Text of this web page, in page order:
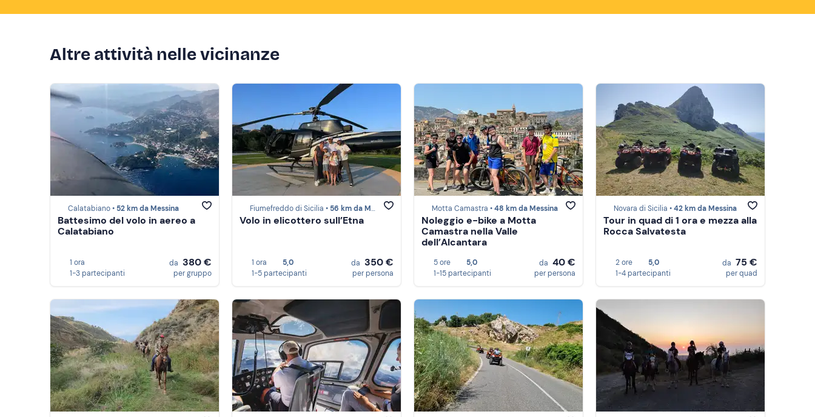
Altre attività nelle vicinanze
Calatabiano • 52 km da Messina
Battesimo del volo in aereo a
Calatabiano
1 ora
1-3 partecipanti
da 380 €
per gruppo
Fiumefreddo di Sicilia • 56 km da Messina
Volo in elicottero sull’Etna
1 ora
5,0
1-5 partecipanti
da 350 €
per persona
Motta Camastra •48 km da Messina
Noleggio e-bike a Motta
Camastra nella Valle
dell’Alcantara
5 ore
5,0
1-15 partecipanti
da 40 €
per persona
Novara di Sicilia •42 km da Messina
Tour in quad di 1 ora e mezza alla
Rocca Salvatesta
2 ore
5,0
1-4 partecipanti
da 75 €
per quad